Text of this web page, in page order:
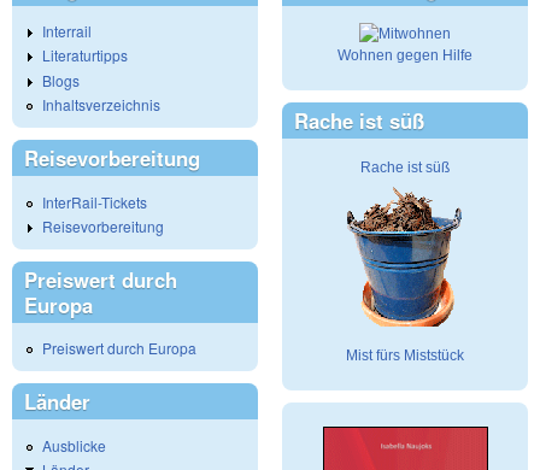
Interrail
Literaturtipps
Blogs
Inhaltsverzeichnis
Reisevorbereitung
InterRail-Tickets
Reisevorbereitung
Preiswert durch
Europa
Preiswert durch Europa
Länder
Ausblicke
Wohnen gegen Hilfe
Rache ist süß
Rache ist süß
Mist fürs Miststück